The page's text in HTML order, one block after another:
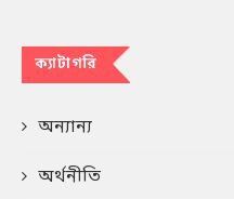
ক্যাটাগরি
অন্যান্য
অর্থনীতি